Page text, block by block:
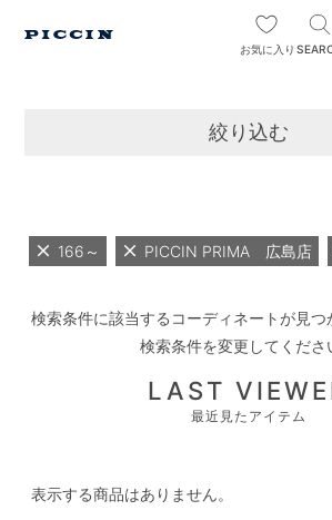
お気に入り
絞り込む
166～ PICCIN PRIMA 広島店
検索条件に該当するコーディネートが見つ
検索条件を変更してくださ
LAST
最近見たアイテム
表示する商品はありません。